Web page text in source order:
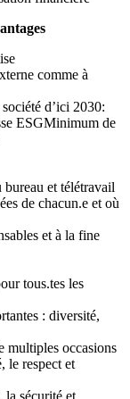
comme à
d’ici 2030:
ESGMinimum de
et télétravail
de chacun.e et où
et à la fine
tous.tes les
: diversité,
multiples occasions
le respect et
la sécurité et